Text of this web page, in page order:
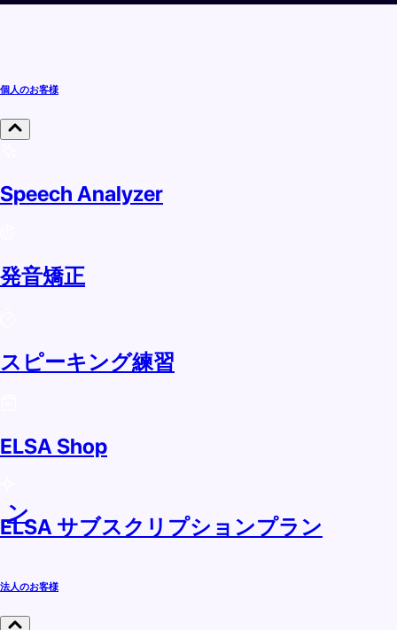
ン
個人のお客様
Speech Analyzer
発音矯正
スピーキング練習
ELSA Shop
ELSA サブスクリプションプラン
法人のお客様